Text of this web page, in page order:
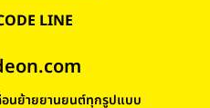
LINE
อนย้ายยานยนต์ทุกรูปแบบ